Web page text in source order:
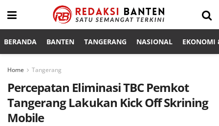
BERANDA BANTEN TANGERANG NASIONAL EKONOMI
Home Tangerang
Percepatan Eliminasi TBC Pemkot
Tangerang Lakukan Kick Off Skrining
Mobile